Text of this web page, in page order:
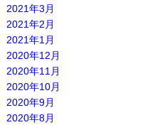
2021年3月
2021年2月
2021年1月
2020年12月
2020年11月
2020年10月
2020年9月
2020年8月